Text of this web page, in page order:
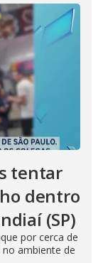
tentar
dentro
(SP)
por cerca de
ambiente de